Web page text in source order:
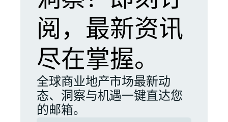
阅，最新资讯
尽在掌握。
全球商业地产市场最新动
态、洞察与机遇一键直达您
的邮箱。